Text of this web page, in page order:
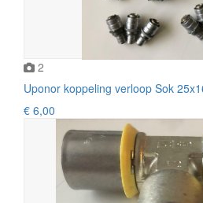
2
Uponor koppeling verloop Sok
€ 6,00